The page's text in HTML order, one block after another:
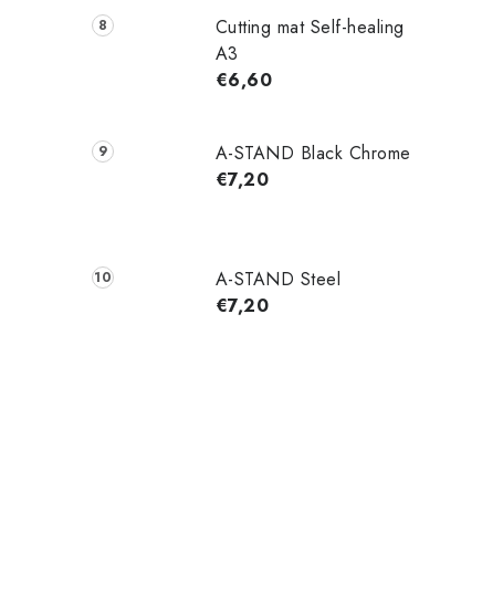
Cutting mat Self-healing
A3
€6,60
A-STAND Black Chrome
€7,20
A-STAND Steel
€7,20